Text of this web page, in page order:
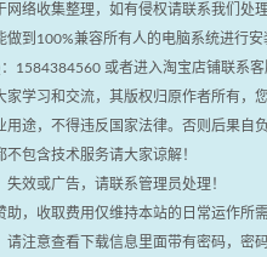
网络收集整理，如有侵权请联系我们处
做到100%兼容所有人的电脑系统进行
1584384560 或者进入淘宝店铺联系客
家学习和交流，其版权归原作者所有，
途，不得违反国家法律。否则后果自负
包含技术服务请大家谅解！
效或广告，请联系管理员处理！
助，收取费用仅维持本站的日常运作所
请注意查看下载信息里面带有密码，密